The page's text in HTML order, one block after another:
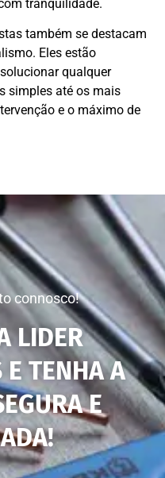
tranquilidade.
também se destacam
Eles estão
qualquer
simples até os mais
e o máximo de
connosco!
LIDER
E TENHA A
E